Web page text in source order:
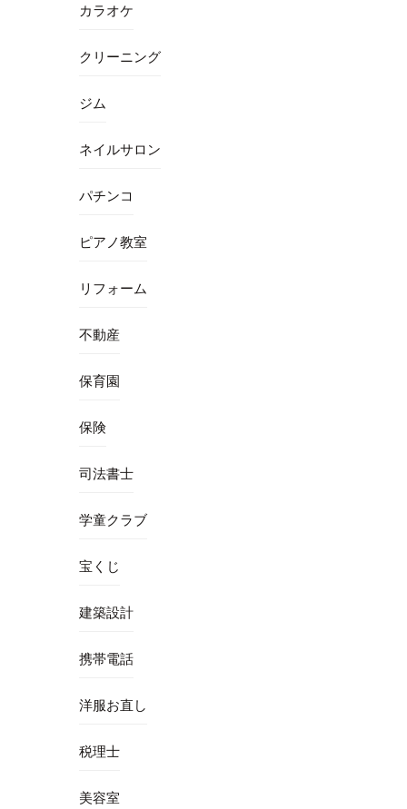
カラオケ
クリーニング
ジム
ネイルサロン
パチンコ
ピアノ教室
リフォーム
不動産
保育園
保険
司法書士
学童クラブ
宝くじ
建築設計
携帯電話
洋服お直し
税理士
美容室